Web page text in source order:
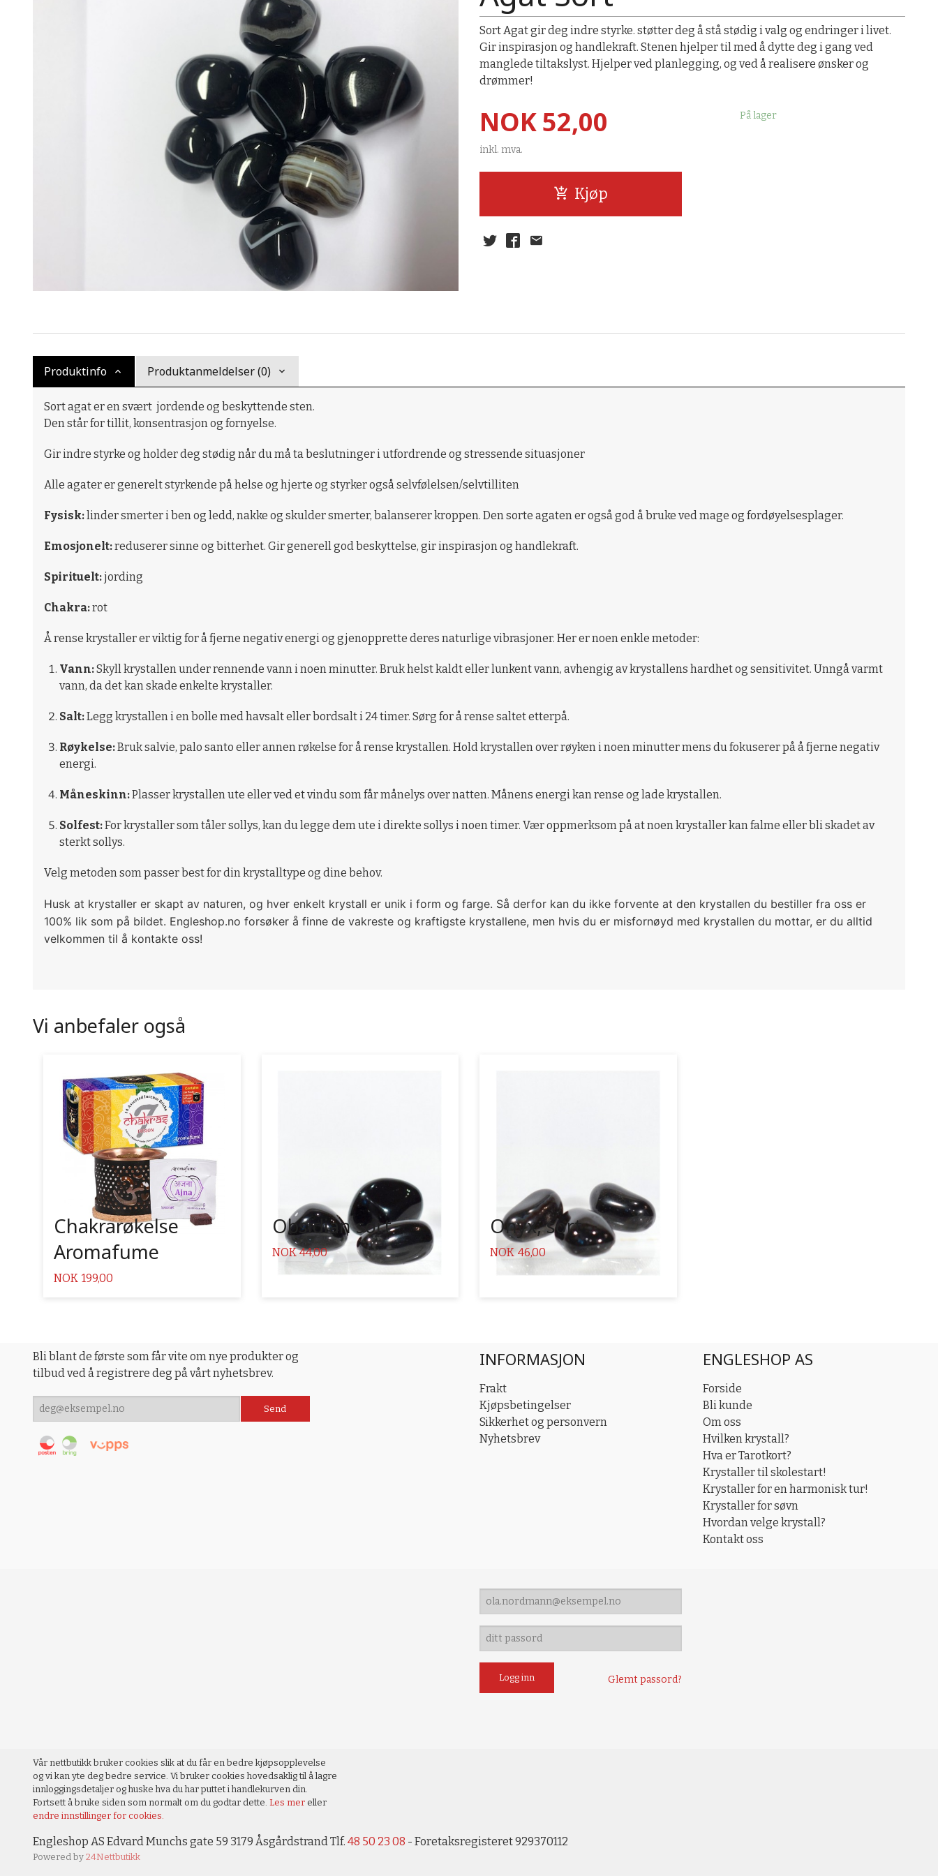
Sort Agat gir deg indre styrke. støtter deg å stå stødig i valg og endringer i livet.
Gir inspirasjon og handlekraft. Stenen hjelper til med å dytte deg i gang ved
manglede tiltakslyst. Hjelper ved planlegging, og ved å realisere ønsker og
drømmer!
Pris
NOK52,00
inkl. mva.
På lager
Kjøp
Produktinfo Produktanmeldelser (0)
Sort agat er en svært jordende og beskyttende sten.
Den står for tillit, konsentrasjon og fornyelse.
Gir indre styrke og holder deg stødig når du må ta beslutninger i utfordrende og stressende situasjoner
Alle agater er generelt styrkende på helse og hjerte og styrker også selvfølelsen/selvtilliten
Fysisk:linder smerter i ben og ledd, nakke og skulder smerter, balanserer kroppen. Den sorte agaten er også god å bruke ved mage og fordøyelsesplager.
Emosjonelt:reduserer sinne og bitterhet. Gir generell god beskyttelse, gir inspirasjon og handlekraft.
Spirituelt:jording
Chakra:rot
Å rense krystaller er viktig for å fjerne negativ energi og gjenopprette deres naturlige vibrasjoner. Her er noen enkle metoder:
Vann:Skyll krystallen under rennende vann i noen minutter. Bruk helst kaldt eller lunkent vann, avhengig av krystallens hardhet og sensitivitet. Unngå varmt
vann, da det kan skade enkelte krystaller.
Salt:Legg krystallen i en bolle med havsalt eller bordsalt i 24 timer. Sørg for å rense saltet etterpå.
Røykelse:Bruk salvie, palo santo eller annen røkelse for å rense krystallen. Hold krystallen over røyken i noen minutter mens du fokuserer på å fjerne negativ
energi.
Måneskinn:Plasser krystallen ute eller ved et vindu som får månelys over natten. Månens energi kan rense og lade krystallen.
Solfest:For krystaller som tåler sollys, kan du legge dem ute i direkte sollys i noen timer. Vær oppmerksom på at noen krystaller kan falme eller bli skadet av
sterkt sollys.
Velg metoden som passer best for din krystalltype og dine behov.
Husk at krystaller er skapt av naturen, og hver enkelt krystall er unik i form og farge. Så derfor kan du ikke forvente at den krystallen du bestiller fra oss er
100% lik som på bildet. Engleshop.no forsøker å finne de vakreste og kraftigste krystallene, men hvis du er misfornøyd med krystallen du mottar, er du alltid
velkommen til å kontakte oss!
Vi anbefaler også
Chakrarøkelse
Aromafume
Pris
NOK 199,00
Obsidian sort
Pris
NOK 44,00
Les mer
Onyx, sort
Pris
NOK 46,00
Bli blant de første som får vite om nye produkter og
tilbud ved å registrere deg på vårt nyhetsbrev.
INFORMASJON
Frakt
Kjøpsbetingelser
Sikkerhet og personvern
Nyhetsbrev
ENGLESHOP AS
Forside
Bli kunde
Om oss
Hvilken krystall?
Hva er Tarotkort?
Krystaller til skolestart!
Krystaller for en harmonisk tur!
Krystaller for søvn
Hvordan velge krystall?
Kontakt oss
Glemt passord?
Vår nettbutikk bruker cookies slik at du får en bedre kjøpsopplevelse
og vi kan yte deg bedre service. Vi bruker cookies hovedsaklig til å lagre
innloggingsdetaljer og huske hva du har puttet i handlekurven din.
Fortsett å bruke siden som normalt om du godtar dette. Les mer eller
endre innstillinger for cookies.
Engleshop AS Edvard Munchs gate 59 3179 Åsgårdstrand Tlf. 48 50 23 08 - Foretaksregisteret 929370112
Powered by 24Nettbutikk